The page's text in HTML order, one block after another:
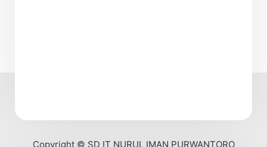
Copyright © SD IT NURUL IMAN PURWANTORO